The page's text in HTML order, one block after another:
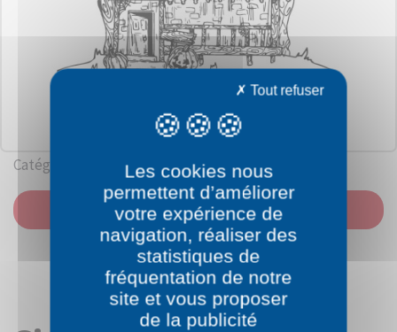
Catégorie: Halloween
IMPRIMER
Les cookies nous
permettent d’améliorer
votre expérience de
navigation, réaliser des
statistiques de
fréquentation de notre
site et vous proposer
de la publicité
Tout refuser